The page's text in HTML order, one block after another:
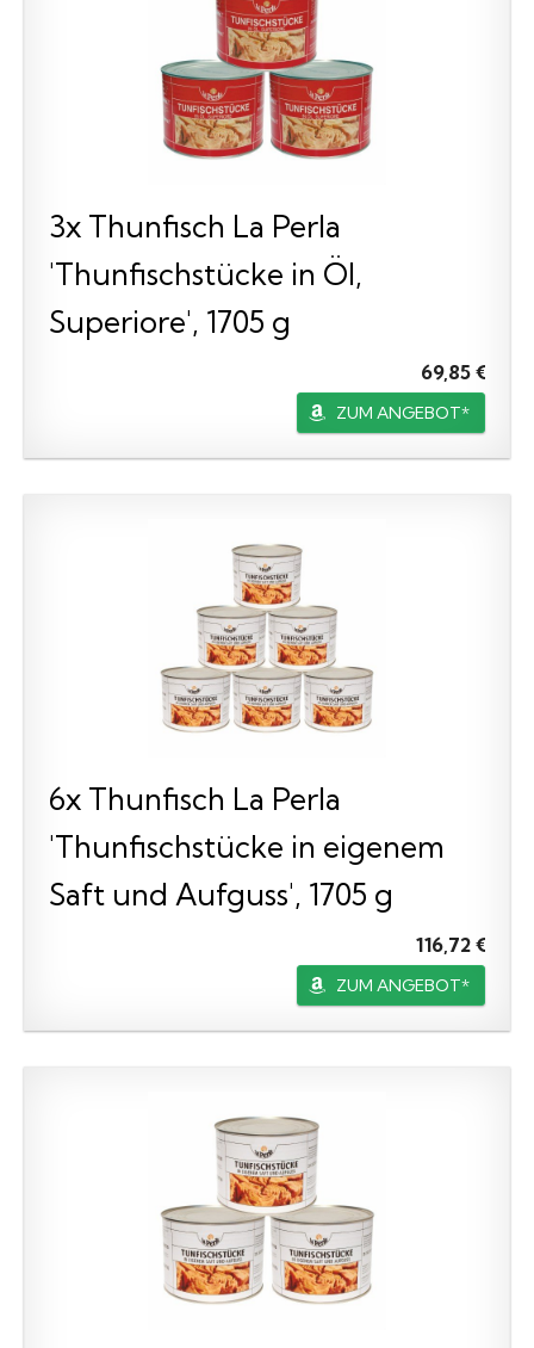
3x Thunfisch La Perla
'Thunfischstücke in Öl,
Superiore', 1705 g
69,85 €
ZUM ANGEBOT*
6x Thunfisch La Perla
'Thunfischstücke in eigenem
Saft und Aufguss', 1705 g
116,72 €
ZUM ANGEBOT*